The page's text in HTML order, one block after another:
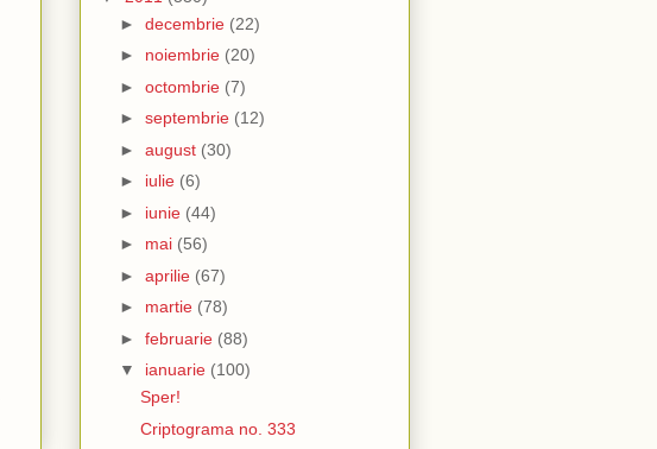
► decembrie (22)
► noiembrie (20)
► octombrie (7)
► septembrie (12)
► august (30)
► iulie (6)
► iunie (44)
► mai (56)
► aprilie (67)
► martie (78)
► februarie (88)
▼ ianuarie (100)
Sper!
Criptograma no. 333